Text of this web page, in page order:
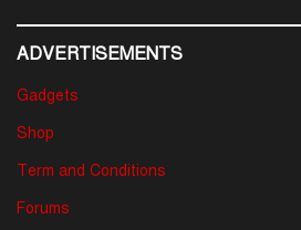
ADVERTISEMENTS
Gadgets
Shop
Term and Conditions
Forums